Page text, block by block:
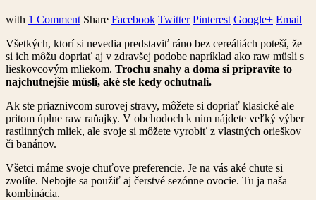
with 1 Comment Share Facebook Twitter Pinterest Google+ Email
Všetkých, ktorí si nevedia predstaviť ráno bez cereáliách poteší, že
si ich môžu dopriať aj v zdravšej podobe napríklad ako raw müsli s
lieskovcovým mliekom. Trochu snahy a doma si pripravíte to
najchutnejšie müsli, aké ste kedy ochutnali.
Ak ste priaznivcom surovej stravy, môžete si dopriať klasické ale
pritom úplne raw raňajky. V obchodoch k nim nájdete veľký výber
rastlinných mliek, ale svoje si môžete vyrobiť z vlastných orieškov
či banánov.
Všetci máme svoje chuťove preferencie. Je na vás aké chute si
zvolíte. Nebojte sa použiť aj čerstvé sezónne ovocie. Tu ja naša
kombinácia.